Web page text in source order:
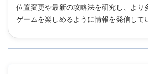
位置変更や最新の攻略法を研究し、より
ゲームを楽しめるように情報を発信して